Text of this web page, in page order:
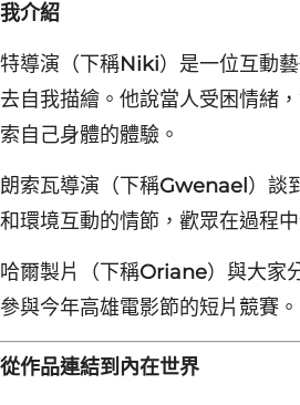
介紹
導演（下稱Niki）是一位互動
自我描繪。他說當人受困情緒
自己身體的體驗。
索瓦導演（下稱Gwenael）談
環境互動的情節，歡眾在過程
爾製片（下稱Oriane）與大家
與今年高雄電影節的短片競賽。
作品連結到內在世界